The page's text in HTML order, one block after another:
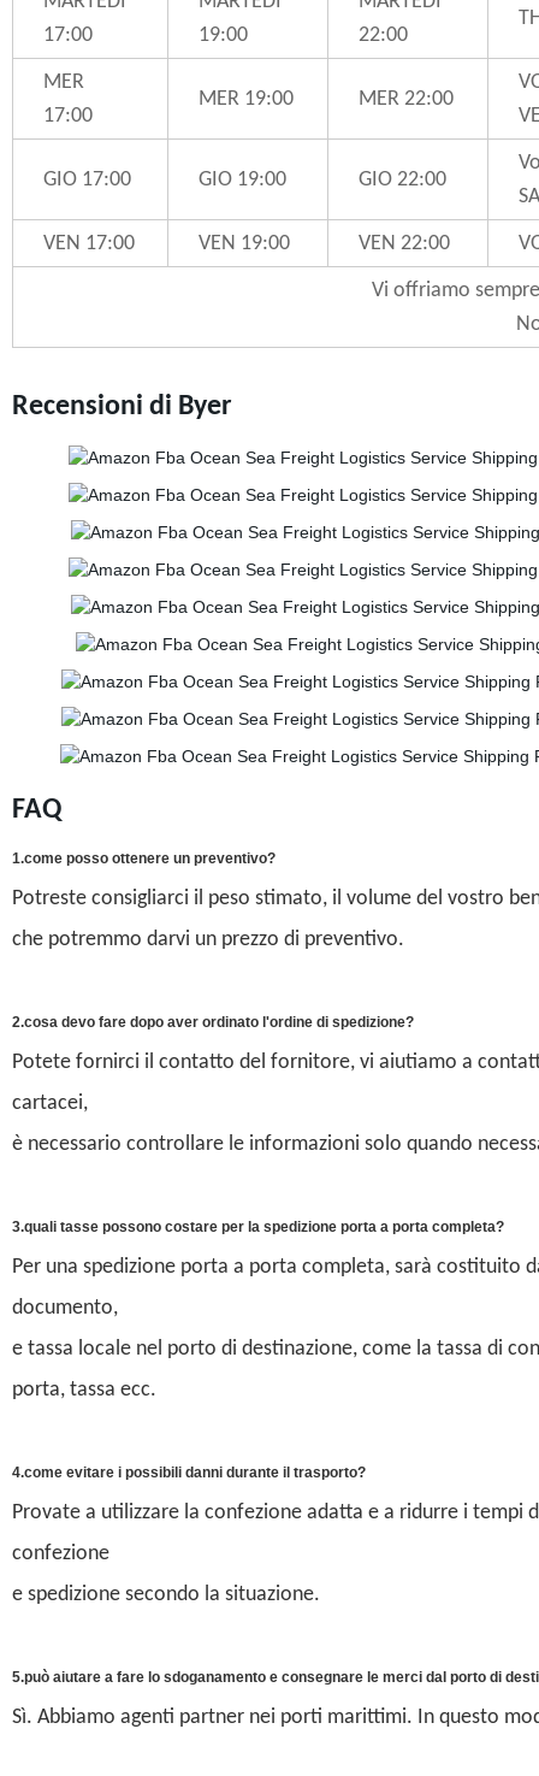
17:00
19:00
22:00
MER
17:00
MER 19:00 MER 22:00
GIO 17:00 GIO 19:00 GIO 22:00
VEN 17:00 VEN 19:00 VEN 22:00
Vi offriamo
Recensioni di Byer
FAQ
1.come posso ottenere un preventivo?
Potreste consigliarci il peso stimato, il volume del vostro
che potremmo darvi un prezzo di preventivo.
2.cosa devo fare dopo aver ordinato l'ordine di spedizione?
Potete fornirci il contatto del fornitore, vi aiutiamo a
cartacei,
è necessario controllare le informazioni solo quando
3.quali tasse possono costare per la spedizione porta a porta completa?
Per una spedizione porta a porta completa, sarà costituito
documento,
e tassa locale nel porto di destinazione, come la tassa di
porta, tassa ecc.
4.come evitare i possibili danni durante il trasporto?
Provate a utilizzare la confezione adatta e a ridurre i
confezione
e spedizione secondo la situazione.
5.può aiutare a fare lo sdoganamento e consegnare le merci dal porto di
Sì. Abbiamo agenti partner nei porti marittimi. In questo